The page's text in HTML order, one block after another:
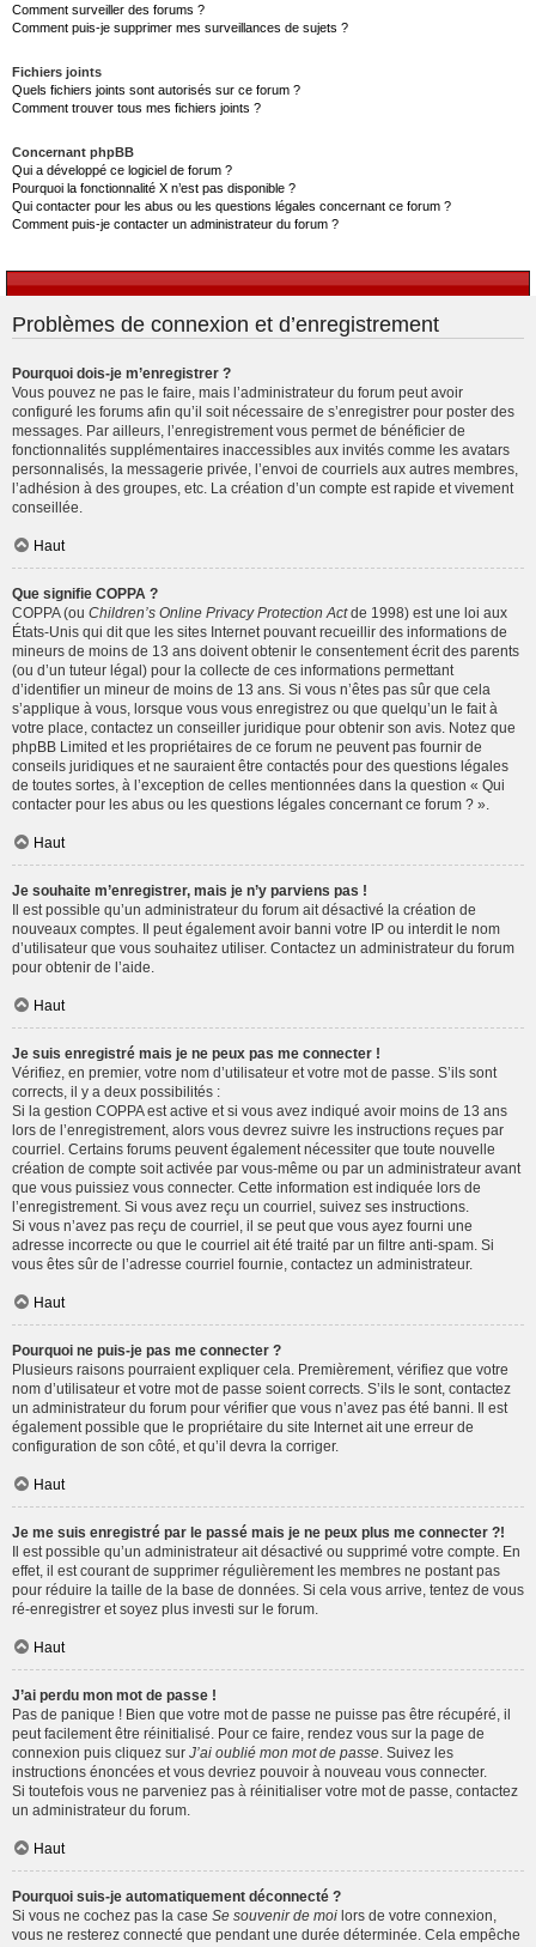
Comment surveiller des forums ?
Comment puis-je supprimer mes surveillances de sujets ?
Fichiers joints
Quels fichiers joints sont autorisés sur ce forum ?
Comment trouver tous mes fichiers joints ?
Concernant phpBB
Qui a développé ce logiciel de forum ?
Pourquoi la fonctionnalité X n’est pas disponible ?
Qui contacter pour les abus ou les questions légales concernant ce forum ?
Comment puis-je contacter un administrateur du forum ?
Problèmes de connexion et d’enregistrement
Pourquoi dois-je m’enregistrer ?
Vous pouvez ne pas le faire, mais l’administrateur du forum peut avoir
configuré les forums afin qu’il soit nécessaire de s’enregistrer pour poster des
messages. Par ailleurs, l’enregistrement vous permet de bénéficier de
fonctionnalités supplémentaires inaccessibles aux invités comme les avatars
personnalisés, la messagerie privée, l’envoi de courriels aux autres membres,
l’adhésion à des groupes, etc. La création d’un compte est rapide et vivement
conseillée.
Haut
Que signifie COPPA ?
COPPA (ou Children’s Online Privacy Protection Actde 1998) est une loi aux
États-Unis qui dit que les sites Internet pouvant recueillir des informations de
mineurs de moins de 13 ans doivent obtenir le consentement écrit des parents
(ou d’un tuteur légal) pour la collecte de ces informations permettant
d’identifier un mineur de moins de 13 ans. Si vous n’êtes pas sûr que cela
s’applique à vous, lorsque vous vous enregistrez ou que quelqu’un le fait à
votre place, contactez un conseiller juridique pour obtenir son avis. Notez que
phpBB Limited et les propriétaires de ce forum ne peuvent pas fournir de
conseils juridiques et ne sauraient être contactés pour des questions légales
de toutes sortes, à l’exception de celles mentionnées dans la question « Qui
contacter pour les abus ou les questions légales concernant ce forum ? ».
Haut
Je souhaite m’enregistrer, mais je n’y parviens pas !
Il est possible qu’un administrateur du forum ait désactivé la création de
nouveaux comptes. Il peut également avoir banni votre IP ou interdit le nom
d’utilisateur que vous souhaitez utiliser. Contactez un administrateur du forum
pour obtenir de l’aide.
Haut
Je suis enregistré mais je ne peux pas me connecter !
Vérifiez, en premier, votre nom d’utilisateur et votre mot de passe. S’ils sont
corrects, il y a deux possibilités :
Si la gestion COPPA est active et si vous avez indiqué avoir moins de 13 ans
lors de l’enregistrement, alors vous devrez suivre les instructions reçues par
courriel. Certains forums peuvent également nécessiter que toute nouvelle
création de compte soit activée par vous-même ou par un administrateur avant
que vous puissiez vous connecter. Cette information est indiquée lors de
l’enregistrement. Si vous avez reçu un courriel, suivez ses instructions.
Si vous n’avez pas reçu de courriel, il se peut que vous ayez fourni une
adresse incorrecte ou que le courriel ait été traité par un filtre anti-spam. Si
vous êtes sûr de l’adresse courriel fournie, contactez un administrateur.
Haut
Pourquoi ne puis-je pas me connecter ?
Plusieurs raisons pourraient expliquer cela. Premièrement, vérifiez que votre
nom d’utilisateur et votre mot de passe soient corrects. S’ils le sont, contactez
un administrateur du forum pour vérifier que vous n’avez pas été banni. Il est
également possible que le propriétaire du site Internet ait une erreur de
configuration de son côté, et qu’il devra la corriger.
Haut
Je me suis enregistré par le passé mais je ne peux plus me connecter ?!
Il est possible qu’un administrateur ait désactivé ou supprimé votre compte. En
effet, il est courant de supprimer régulièrement les membres ne postant pas
pour réduire la taille de la base de données. Si cela vous arrive, tentez de vous
ré-enregistrer et soyez plus investi sur le forum.
Haut
J’ai perdu mon mot de passe !
Pas de panique ! Bien que votre mot de passe ne puisse pas être récupéré, il
peut facilement être réinitialisé. Pour ce faire, rendez vous sur la page de
connexion puis cliquez sur J’ai oublié mon mot de passe . Suivez les
instructions énoncées et vous devriez pouvoir à nouveau vous connecter.
Si toutefois vous ne parveniez pas à réinitialiser votre mot de passe, contactez
un administrateur du forum.
Haut
Pourquoi suis-je automatiquement déconnecté ?
Si vous ne cochez pas la case Se souvenir de moi lors de votre connexion,
vous ne resterez connecté que pendant une durée déterminée. Cela empêche